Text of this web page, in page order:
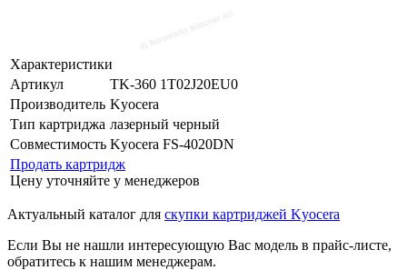
Характеристики
Артикул
TK-360 1T02J20EU0
Производитель Kyocera
Тип картриджа лазерный черный
Совместимость Kyocera FS-4020DN
Продать картридж
Цену уточняйте у менеджеров
Актуальный каталог для скупки картриджей Kyocera
Если Вы не нашли интересующую Вас модель в прайс-листе,
обратитесь к нашим менеджерам.